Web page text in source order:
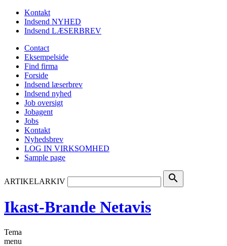
Kontakt
Indsend NYHED
Indsend LÆSERBREV
Contact
Eksempelside
Find firma
Forside
Indsend læserbrev
Indsend nyhed
Job oversigt
Jobagent
Jobs
Kontakt
Nyhedsbrev
LOG IN VIRKSOMHED
Sample page
ARTIKELARKIV search
Ikast-Brande Netavis
Tema
menu